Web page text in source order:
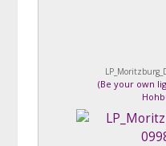
(Be your own